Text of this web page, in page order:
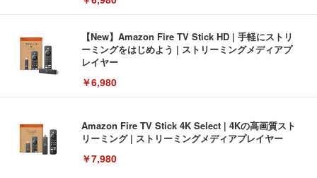
【New】Amazon Fire TV Stick HD | 手軽にストリ
ーミングをはじめよう | ストリーミングメディアプ
レイヤー
￥6,980
Amazon Fire TV Stick 4K Select | 4Kの高画質スト
リーミング | ストリーミングメディアプレイヤー
￥7,980